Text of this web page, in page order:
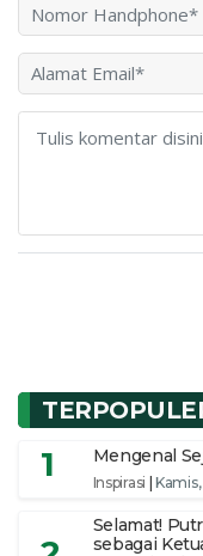
1 Mengenal
Inspirasi |
Selamat!
sebagai